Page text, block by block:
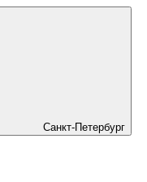
Санкт-Петербург